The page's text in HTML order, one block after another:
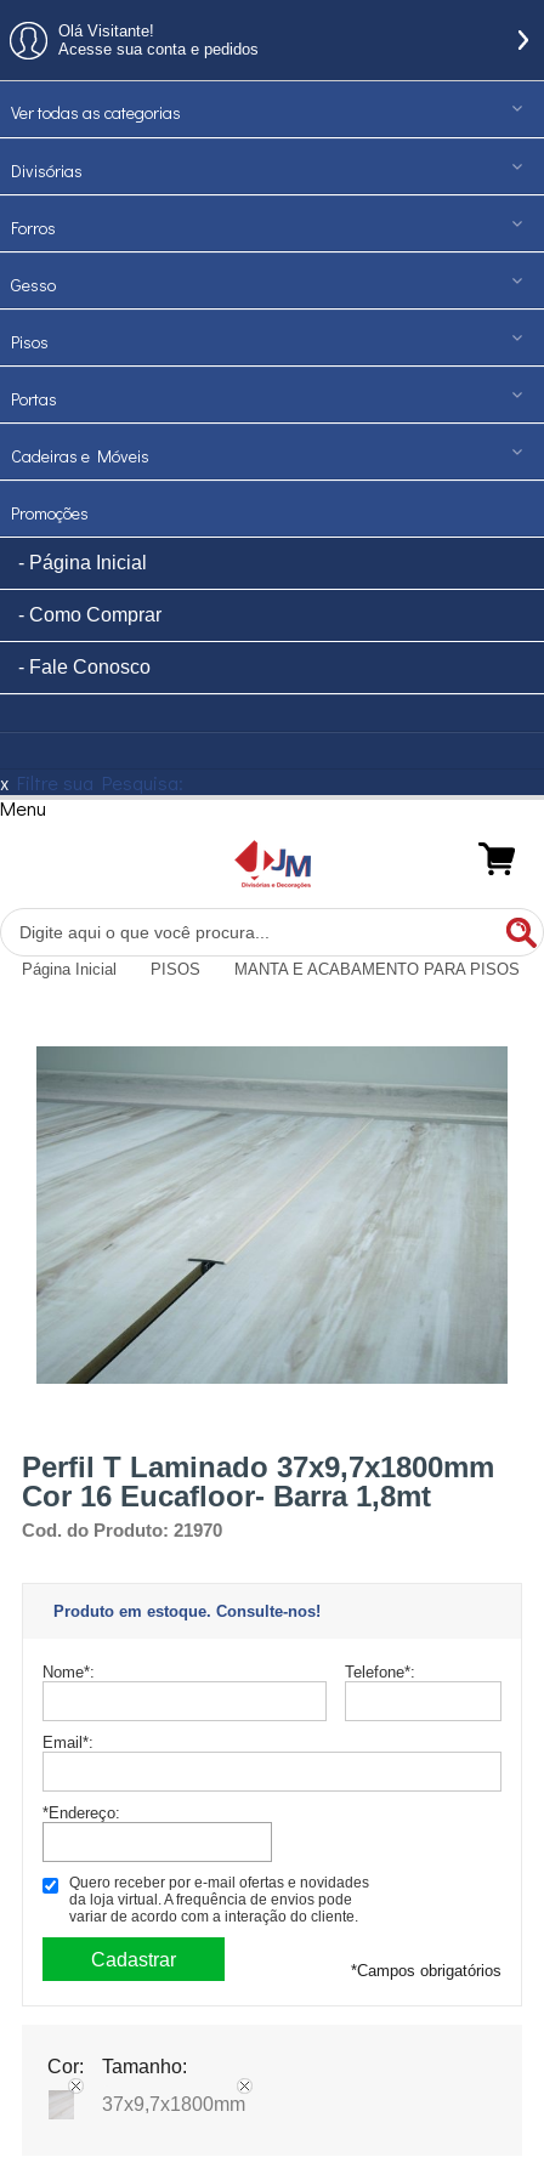
Olá Visitante!
Acesse sua conta e pedidos
Ver todas as categorias
Divisórias
Forros
Gesso
Pisos
Portas
Cadeiras e Móveis
Promoções
Página Inicial
Como Comprar
Fale Conosco
x Filtre sua Pesquisa:
Menu
Página Inicial PISOS MANTA E ACABAMENTO PARA PISOS
Perfil T Laminado 37x9,7x1800mm
Cor 16 Eucafloor- Barra 1,8mt
Cod. do Produto: 21970
Produto em estoque. Consulte-nos!
Nome*: Telefone*:
Email *:
*Endereço:
Quero receber por e-mail ofertas e novidades
da loja virtual. A frequência de envios pode
variar de acordo com a interação do cliente.
*Campos obrigatórios
Cor:
Tamanho:
37x9,7x1800mm